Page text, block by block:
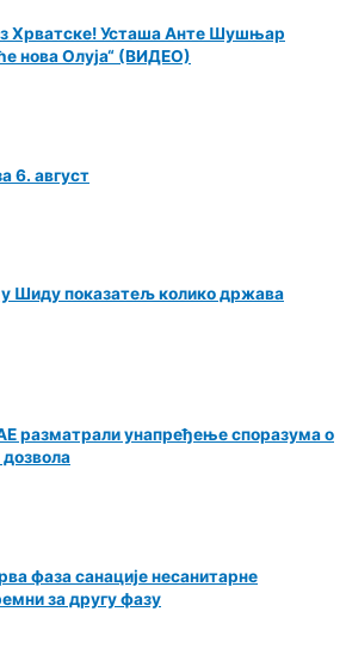
Хрватске! Усташа Анте Шушњар
нова Олуја“ (ВИДЕО)
6. август
Шиду показатељ колико држава
разматрали унапређење споразума о
фаза санације несанитарне
за другу фазу